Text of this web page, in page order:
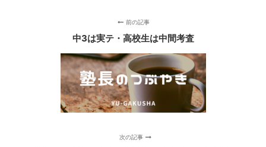
前の記事
中3は実テ・高校生は中間考査
次の記事